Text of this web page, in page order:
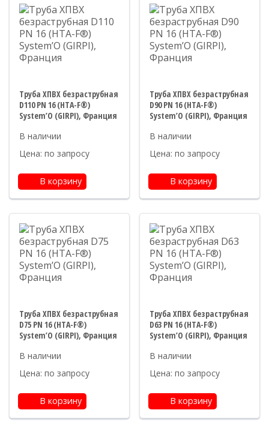
Труба ХПВХ безраструбная
D110 PN 16 (HTA-F®)
System’O (GIRPI), Франция
Цена: по запросу
В корзину
Труба ХПВХ безраструбная
D90 PN 16 (HTA-F®)
System’O (GIRPI), Франция
Цена: по запросу
В корзину
Труба ХПВХ безраструбная
D75 PN 16 (HTA-F®)
System’O (GIRPI), Франция
Цена: по запросу
В корзину
Труба ХПВХ безраструбная
D63 PN 16 (HTA-F®)
System’O (GIRPI), Франция
Цена: по запросу
В корзину